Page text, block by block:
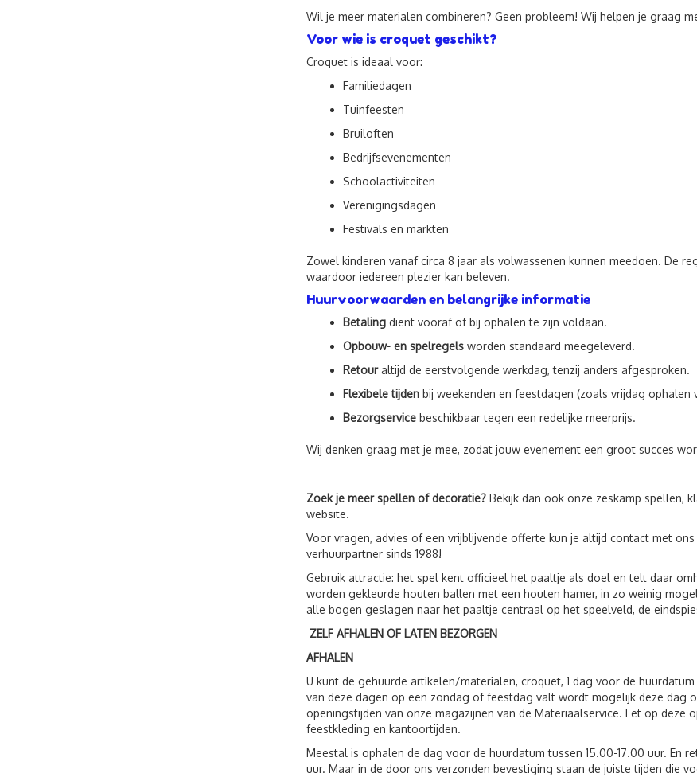
Wil je meer materialen combineren? Geen probleem! Wij helpen je graag
Voor wie is croquet geschikt?
Croquet is ideaal voor:
Familiedagen
Tuinfeesten
Bruiloften
Bedrijfsevenementen
Schoolactiviteiten
Verenigingsdagen
Festivals en markten
Zowel kinderen vanaf circa 8 jaar als volwassenen kunnen meedoen. De
waardoor iedereen plezier kan beleven.
Huurvoorwaarden en belangrijke informatie
Betaling dient vooraf of bij ophalen te zijn voldaan.
Opbouw- en spelregels worden standaard meegeleverd.
Retouraltijd de eerstvolgende werkdag, tenzij anders afgesproken.
Flexibele tijden bij weekenden en feestdagen (zoals vrijdag ophalen
Bezorgservice beschikbaar tegen een redelijke meerprijs.
Wij denken graag met je mee, zodat jouw evenement een groot succes
Zoek je meer spellen of decoratie? Bekijk dan ook onze zeskamp spellen,
website.
Voor vragen, advies of een vrijblijvende offerte kun je altijd contact met ons
verhuurpartner sinds 1988!
Gebruik attractie: het spel kent officieel het paaltje als doel en telt daar
worden gekleurde houten ballen met een houten hamer, in zo weinig
alle bogen geslagen naar het paaltje centraal op het speelveld, de
ZELF AFHALEN OF LATEN BEZORGEN
AFHALEN
U kunt de gehuurde artikelen/materialen, croquet, 1 dag voor de
van deze dagen op een zondag of feestdag valt wordt mogelijk deze dag
openingstijden van onze magazijnen van de Materiaalservice. Let op deze
feestkleding en kantoortijden.
Meestal is ophalen de dag voor de huurdatum tussen 15.00-17.00 uur. En
uur. Maar in de door ons verzonden bevestiging staan de juiste tijden die